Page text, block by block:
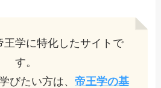
王学に特化したサイトで
す。
びたい方は、 帝王学の基